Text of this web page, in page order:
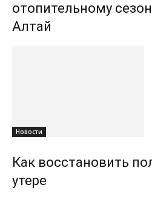
отопительному
Алтай
Новости
Как восстановить
утере